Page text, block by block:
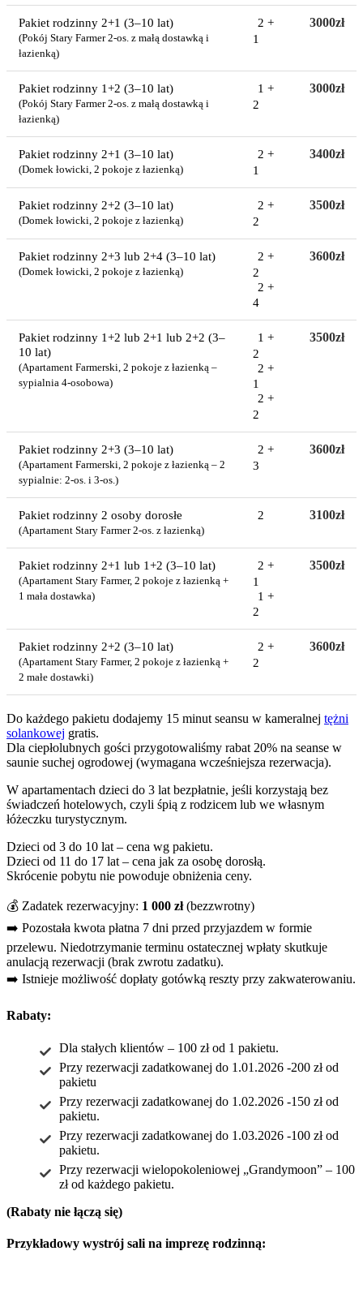
Pakiet rodzinny 2+1 (3–10 lat)
(Pokój Stary Farmer 2-os. z małą dostawką i
łazienką)
2 +
1
3000zł
Pakiet rodzinny 1+2 (3–10 lat)
(Pokój Stary Farmer 2-os. z małą dostawką i
łazienką)
1 +
2
3000zł
Pakiet rodzinny 2+1 (3–10 lat)
(Domek łowicki, 2 pokoje z łazienką)
2 +
1
3400zł
Pakiet rodzinny 2+2 (3–10 lat)
(Domek łowicki, 2 pokoje z łazienką)
2 +
2
3500zł
Pakiet rodzinny 2+3 lub 2+4 (3–10 lat)
(Domek łowicki, 2 pokoje z łazienką)
2 +
2
2 +
4
3600zł
Pakiet rodzinny 1+2 lub 2+1 lub 2+2 (3–
10 lat)
(Apartament Farmerski, 2 pokoje z łazienką –
sypialnia 4-osobowa)
1 +
2
2 +
1
2 +
2
3500zł
Pakiet rodzinny 2+3 (3–10 lat)
(Apartament Farmerski, 2 pokoje z łazienką – 2
sypialnie: 2-os. i 3-os.)
2 +
3
3600zł
Pakiet rodzinny 2 osoby dorosłe
(Apartament Stary Farmer 2-os. z łazienką)
2 3100zł
Pakiet rodzinny 2+1 lub 1+2 (3–10 lat)
(Apartament Stary Farmer, 2 pokoje z łazienką +
1 mała dostawka)
2 +
1
1 +
2
3500zł
Pakiet rodzinny 2+2 (3–10 lat)
(Apartament Stary Farmer, 2 pokoje z łazienką +
2 małe dostawki)
2 +
2
3600zł
Do każdego pakietu dodajemy 15 minut seansu w kameralnej tężni
solankowej gratis.
Dla ciepłolubnych gości przygotowaliśmy rabat 20% na seanse w
saunie suchej ogrodowej (wymagana wcześniejsza rezerwacja).
W apartamentach dzieci do 3 lat bezpłatnie, jeśli korzystają bez
świadczeń hotelowych, czyli śpią z rodzicem lub we własnym
łóżeczku turystycznym.
Dzieci od 3 do 10 lat – cena wg pakietu.
Dzieci od 11 do 17 lat – cena jak za osobę dorosłą.
Skrócenie pobytu nie powoduje obniżenia ceny.
💰 Zadatek rezerwacyjny: 1 000 zł(bezzwrotny)
➡️ Pozostała kwota płatna 7 dni przed przyjazdem w formie
przelewu. Niedotrzymanie terminu ostatecznej wpłaty skutkuje
anulacją rezerwacji (brak zwrotu zadatku).
➡️ Istnieje możliwość dopłaty gotówką reszty przy zakwaterowaniu.
Rabaty:
Dla stałych klientów – 100 zł od 1 pakietu.
Przy rezerwacji zadatkowanej do 1.01.2026 -200 zł od
pakietu
Przy rezerwacji zadatkowanej do 1.02.2026 -150 zł od
pakietu.
Przy rezerwacji zadatkowanej do 1.03.2026 -100 zł od
pakietu.
Przy rezerwacji wielopokoleniowej „Grandymoon” – 100
zł od każdego pakietu.
(Rabaty nie łączą się)
Przykładowy wystrój sali na imprezę rodzinną: